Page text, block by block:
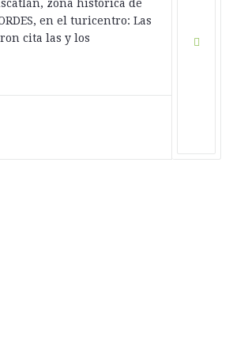
zona histórica de
en el turicentro: Las
cita las y los